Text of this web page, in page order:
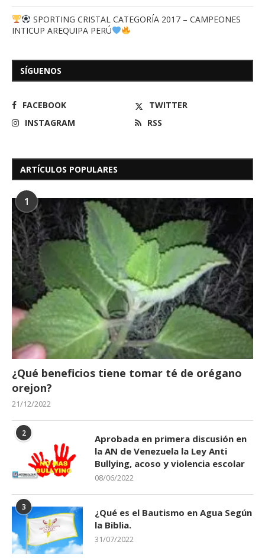
SPORTING CRISTAL CATEGORÍA 2017 – CAMPEONES
INTICUP AREQUIPA PERÚ
SÍGUENOS
FACEBOOK
TWITTER
INSTAGRAM
RSS
ARTÍCULOS POPULARES
1
¿Qué beneficios tiene tomar té de orégano
orejon?
21/12/2022
2
Aprobada en primera discusión en
la AN de Venezuela la Ley Anti
Bullying, acoso y violencia escolar
08/06/2022
3
¿Qué es el Bautismo en Agua Según
la Biblia.
31/07/2022